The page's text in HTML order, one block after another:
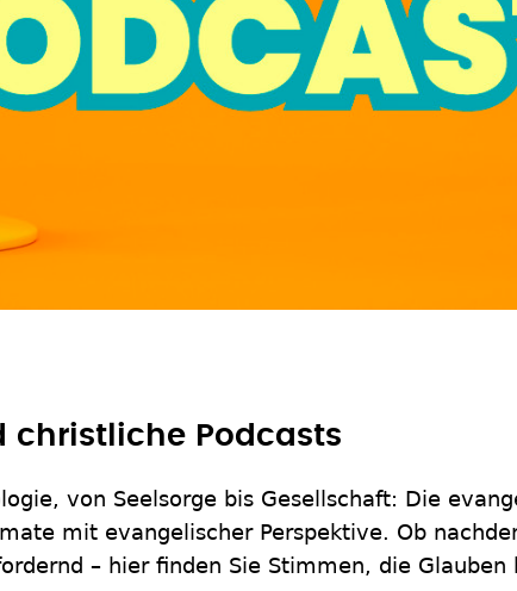
christliche Podcasts
von Seelsorge bis Gesellschaft: Die
mit evangelischer Perspektive. Ob
– hier finden Sie Stimmen, die